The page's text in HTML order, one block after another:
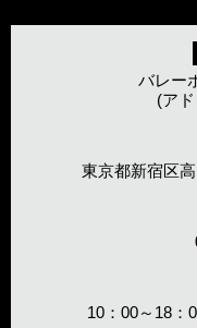
バレー
(ア
東京都新宿区
10：00～18：